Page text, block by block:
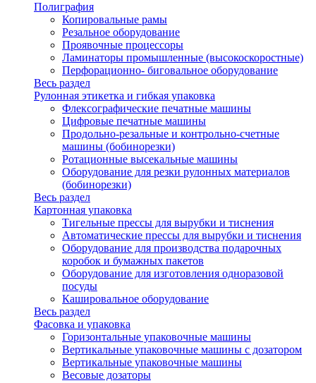
Полиграфия
Копировальные рамы
Резальное оборудование
Проявочные процессоры
Ламинаторы промышленные (высокоскоростные)
Перфорационно- биговальное оборудование
Весь раздел
Рулонная этикетка и гибкая упаковка
Флексографические печатные машины
Цифровые печатные машины
Продольно-резальные и контрольно-счетные
машины (бобинорезки)
Ротационные высекальные машины
Оборудование для резки рулонных материалов
(бобинорезки)
Весь раздел
Картонная упаковка
Тигельные прессы для вырубки и тиснения
Автоматические прессы для вырубки и тиснения
Оборудование для производства подарочных
коробок и бумажных пакетов
Оборудование для изготовления одноразовой
посуды
Кашировальное оборудование
Весь раздел
Фасовка и упаковка
Горизонтальные упаковочные машины
Вертикальные упаковочные машины с дозатором
Вертикальные упаковочные машины
Весовые дозаторы